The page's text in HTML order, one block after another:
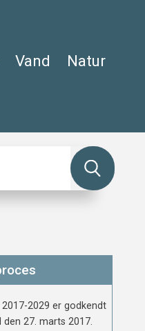
Vand Natur
2029 er godkendt
den 27. marts 2017.